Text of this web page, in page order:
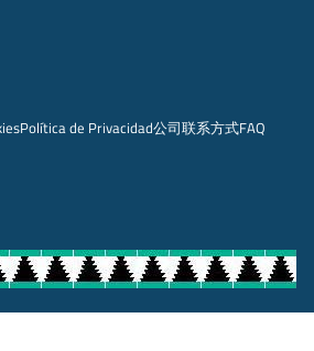
Política de Privacidad公司联系方式FAQ